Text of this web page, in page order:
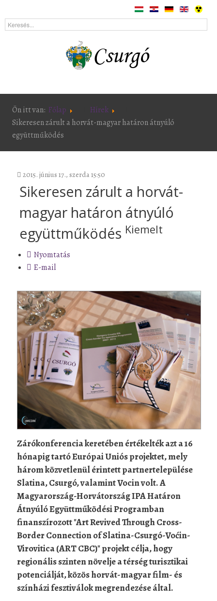
Ön itt van: Főlap
Hírek
Sikeresen zárult a horvát-magyar határon átnyúló
együttműködés
2015. június 17., szerda 15:50
Sikeresen zárult a horvát-
magyar határon átnyúló
együttműködés Kiemelt
Nyomtatás
E-mail
Zárókonferencia keretében értékelték azt a 16
hónapig tartó Európai Uniós projektet, mely
három közvetlenül érintett partnertelepülése
Slatina, Csurgó, valamint Vocin volt. A
Magyarország-Horvátország IPA Határon
Átnyúló Együttműködési Programban
finanszírozott "Art Revived Through Cross-
Border Connection of Slatina-Csurgó-Voćin-
Virovitica (ART CBC)" projekt célja, hogy
regionális szinten növelje a térség turisztikai
potenciálját, közös horvát-magyar film- és
színházi fesztiválok megrendezése által.